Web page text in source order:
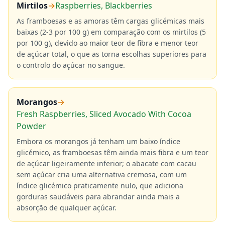
Mirtilos→Raspberries, Blackberries
As framboesas e as amoras têm cargas glicémicas mais
baixas (2-3 por 100 g) em comparação com os mirtilos (5
por 100 g), devido ao maior teor de fibra e menor teor
de açúcar total, o que as torna escolhas superiores para
o controlo do açúcar no sangue.
Morangos→
Fresh Raspberries, Sliced Avocado With Cocoa
Powder
Embora os morangos já tenham um baixo índice
glicémico, as framboesas têm ainda mais fibra e um teor
de açúcar ligeiramente inferior; o abacate com cacau
sem açúcar cria uma alternativa cremosa, com um
índice glicémico praticamente nulo, que adiciona
gorduras saudáveis para abrandar ainda mais a
absorção de qualquer açúcar.